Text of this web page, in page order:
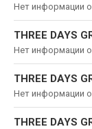
Нет информации
THREE DAYS
Нет информации
THREE DAYS
Нет информации
THREE DAYS